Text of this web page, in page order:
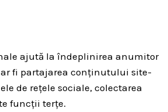
ajută la îndeplinirea anumitor
fi partajarea conținutului site-
de rețele sociale, colectarea
funcții terțe.